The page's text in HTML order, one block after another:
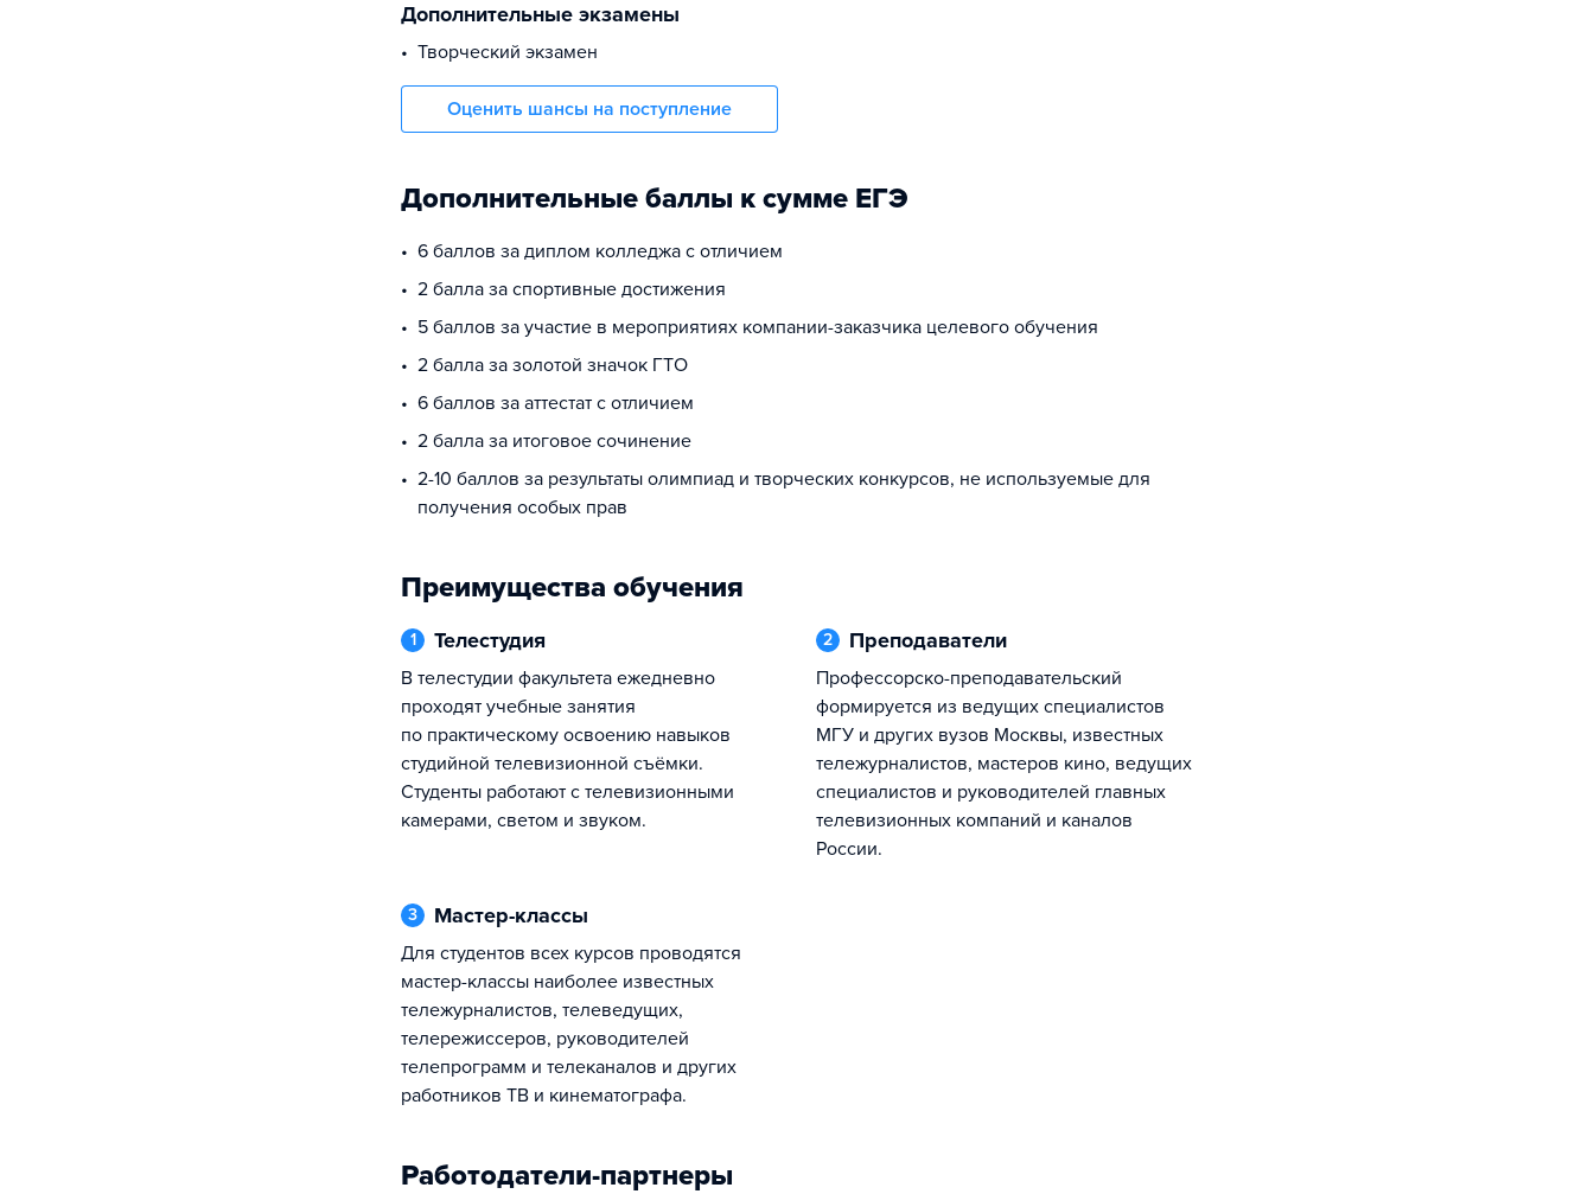
Дополнительные экзамены
творческий экзамен
Оценить шансы на поступление
Дополнительные баллы к сумме ЕГЭ
6 баллов за диплом колледжа с отличием
2 балла за спортивные достижения
5 баллов за участие в мероприятиях компании-заказчика целевого обучения
2 балла за золотой значок ГТО
6 баллов за аттестат с отличием
2 балла за итоговое сочинение
2-10 баллов за результаты олимпиад и творческих конкурсов, не используемые для
получения особых прав
Преимущества обучения
1 Телестудия
В телестудии факультета ежедневно
проходят учебные занятия
по практическому освоению навыков
студийной телевизионной съёмки.
Студенты работают с телевизионными
камерами, светом и звуком.
2 Преподаватели
Профессорско-преподавательский
формируется из ведущих специалистов
МГУ и других вузов Москвы, известных
тележурналистов, мастеров кино, ведущих
специалистов и руководителей главных
телевизионных компаний и каналов
России.
3 Мастер-классы
Для студентов всех курсов проводятся
мастер-классы наиболее известных
тележурналистов, телеведущих,
телережиссеров, руководителей
телепрограмм и телеканалов и других
работников ТВ и кинематографа.
Работодатели-партнеры